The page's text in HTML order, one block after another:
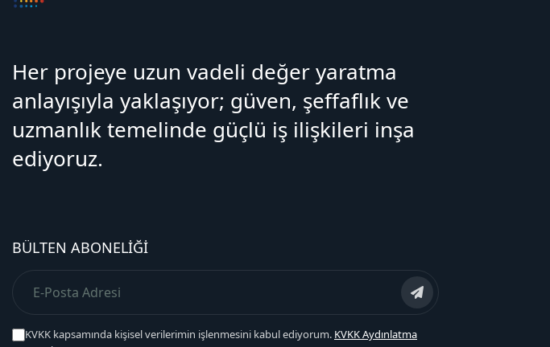
Her projeye uzun vadeli değer yaratma
anlayışıyla yaklaşıyor; güven, şeffaflık ve
uzmanlık temelinde güçlü iş ilişkileri inşa
ediyoruz.
BÜLTEN ABONELIĞI
KVKK kapsamında kişisel verilerimin işlenmesini kabul ediyorum. KVKK Aydınlatma